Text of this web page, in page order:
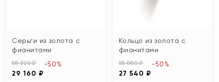
Серьги из золота с
фианитами
58 320 ₽
29 160 ₽
-50%
Кольцо из золота с
фианитами
55 080 ₽
27 540 ₽
-50%